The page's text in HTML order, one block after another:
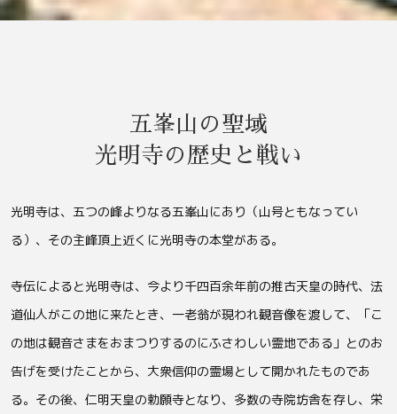
五峯山の聖域
光明寺の歴史と戦い
光明寺は、五つの峰よりなる五峯山にあり（山号ともなってい
る）、その主峰頂上近くに光明寺の本堂がある。
寺伝によると光明寺は、今より千四百余年前の推古天皇の時代、法
道仙人がこの地に来たとき、一老翁が現われ観音像を渡して、「こ
の地は観音さまをおまつりするのにふさわしい霊地である」とのお
告げを受けたことから、大衆信仰の霊場として開かれたものであ
る。その後、仁明天皇の勅願寺となり、多数の寺院坊舎を存し、栄